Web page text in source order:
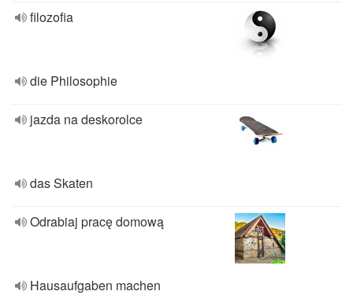
filozofia
die Philosophie
jazda na deskorolce
das Skaten
Odrabiaj pracę domową
Hausaufgaben machen